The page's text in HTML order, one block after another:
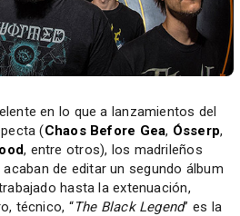
en lo que a lanzamientos del
(Chaos Before Gea, Ósserp,
, entre otros), los madrileños
acaban de editar un segundo álbum
hasta la extenuación,
técnico, “The Black Legend” es la